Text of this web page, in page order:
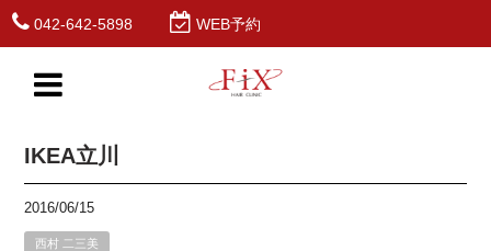
042-642-5898 WEB予約
IKEA立川
2016/06/15
西村 二三美